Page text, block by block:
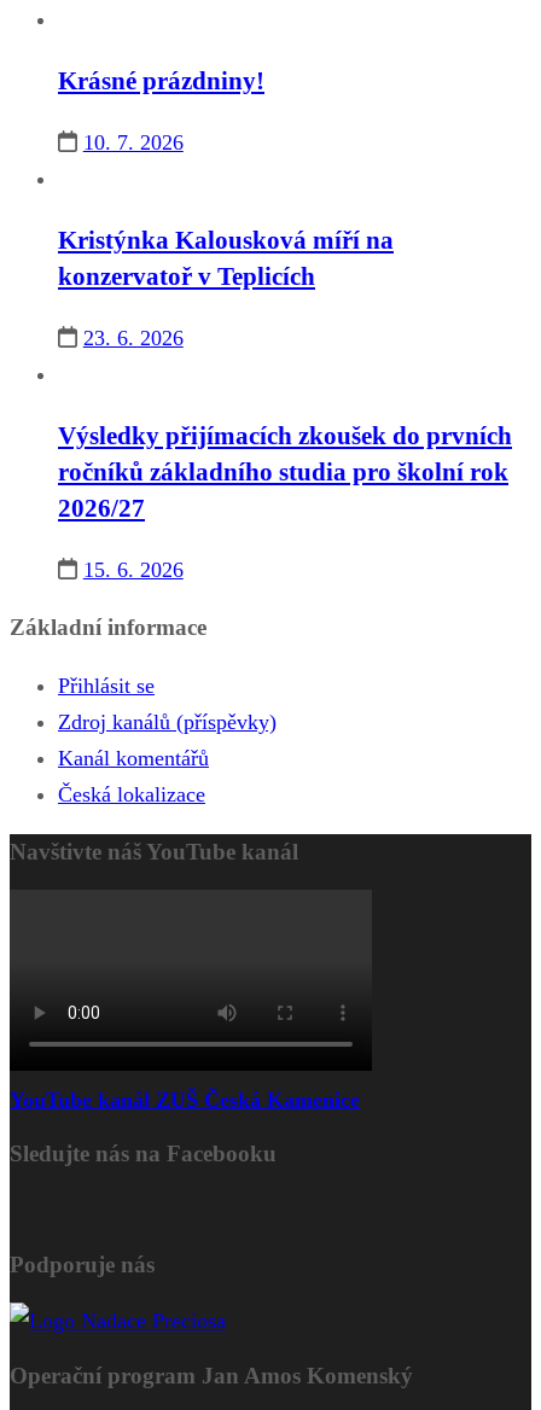
Krásné prázdniny!
10. 7. 2026
Kristýnka Kalousková míří na
konzervatoř v Teplicích
23. 6. 2026
Výsledky přijímacích zkoušek do prvních
ročníků základního studia pro školní rok
2026/27
15. 6. 2026
Základní informace
Přihlásit se
Zdroj kanálů (příspěvky)
Kanál komentářů
Česká lokalizace
Navštivte náš YouTube kanál
YouTube kanál ZUŠ Česká Kamenice
Sledujte nás na Facebooku
Podporuje nás
Operační program Jan Amos Komenský